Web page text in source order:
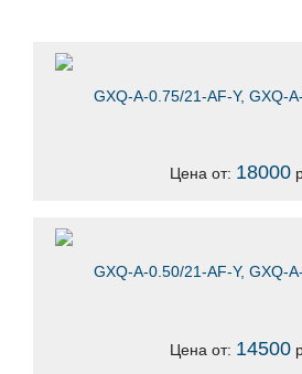
GXQ-A-0.75/21-AF-Y, GXQ-
Цена от: 18000
GXQ-A-0.50/21-AF-Y, GXQ-
Цена от: 14500